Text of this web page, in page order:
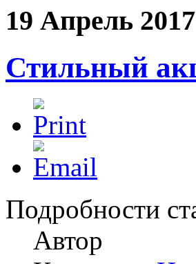
19 Апрель 2017
Стильный
Подробности
Автор